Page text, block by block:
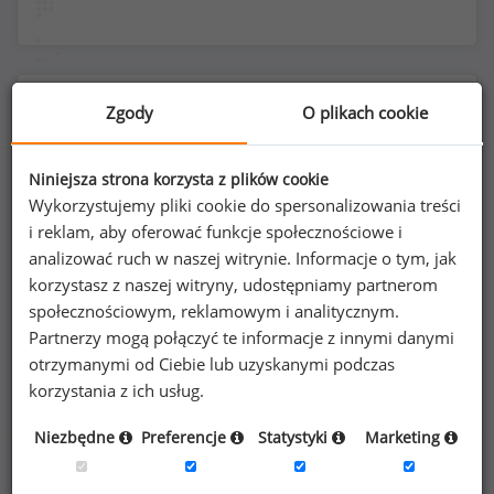
Rozkład płci na stanowisku asystent prokuratora
79%
Kobiety
42
21%
Mężczyźni
11
Zgody O plikach cookie
Niniejsza strona korzysta z plików cookie
Wykorzystujemy pliki cookie do spersonalizowania treści
i reklam, aby oferować funkcje społecznościowe i
analizować ruch w naszej witrynie. Informacje o tym, jak
korzystasz z naszej witryny, udostępniamy partnerom
społecznościowym, reklamowym i analitycznym.
Partnerzy mogą połączyć te informacje z innymi danymi
otrzymanymi od Ciebie lub uzyskanymi podczas
korzystania z ich usług.
Niezbędne Preferencje Statystyki Marketing